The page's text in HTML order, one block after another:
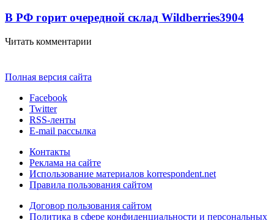
В РФ горит очередной склад Wildberries3904
Читать комментарии
Полная версия сайта
Facebook
Twitter
RSS-ленты
E-mail рассылка
Контакты
Реклама на сайте
Использование материалов korrespondent.net
Правила пользования сайтом
Договор пользования сайтом
Политика в сфере конфиденциальности и персональных